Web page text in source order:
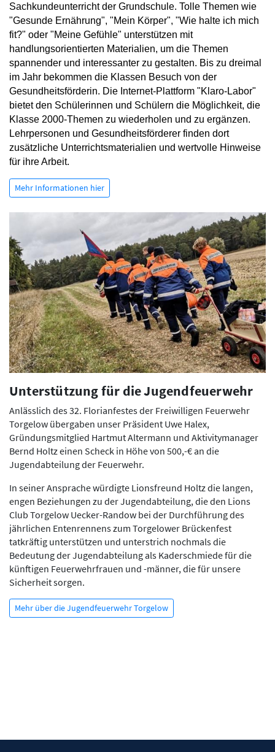
Sachkundeunterricht der Grundschule. Tolle Themen wie
"Gesunde Ernährung", "Mein Körper", "Wie halte ich mich
fit?" oder "Meine Gefühle" unterstützen mit
handlungsorientierten Materialien, um die Themen
spannender und interessanter zu gestalten. Bis zu dreimal
im Jahr bekommen die Klassen Besuch von der
Gesundheitsförderin. Die Internet-Plattform "Klaro-Labor"
bietet den Schülerinnen und Schülern die Möglichkeit, die
Klasse 2000-Themen zu wiederholen und zu ergänzen.
Lehrpersonen und Gesundheitsförderer finden dort
zusätzliche Unterrichtsmaterialien und wertvolle Hinweise
für ihre Arbeit.
Mehr Informationen hier
Unterstützung für die Jugendfeuerwehr
Anlässlich des 32. Florianfestes der Freiwilligen Feuerwehr
Torgelow übergaben unser Präsident Uwe Halex,
Gründungsmitglied Hartmut Altermann und Aktivitymanager
Bernd Holtz einen Scheck in Höhe von 500,-€ an die
Jugendabteilung der Feuerwehr.
​​​​​​​In seiner Ansprache würdigte Lionsfreund Holtz die langen,
engen Beziehungen zu der Jugendabteilung, die den Lions
Club Torgelow Uecker-Randow bei der Durchführung des
jährlichen Entenrennens zum Torgelower Brückenfest
tatkräftig unterstützen und unterstrich nochmals die
Bedeutung der Jugendabteilung als Kaderschmiede für die
künftigen Feuerwehrfrauen und -männer, die für unsere
Sicherheit sorgen.
Mehr über die Jugendfeuerwehr Torgelow